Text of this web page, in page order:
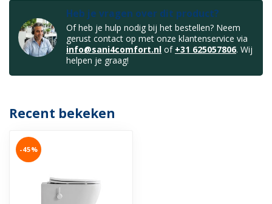
Heb je vragen over dit product?
Of heb je hulp nodig bij het bestellen? Neem
gerust contact op met onze klantenservice via
info@sani4comfort.nl of +31 625057806. Wij
helpen je graag!
Recent bekeken
-45%